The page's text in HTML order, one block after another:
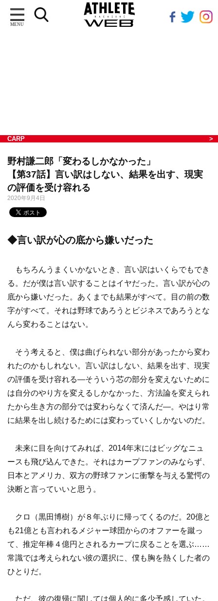
MENU
CARP
野村謙二郎「変わるしかなかった」
【第37話】言い訳はしない、結果を出す、現実
の評価を受け容れる
2020年9月4日
◆言い訳が心の底から嫌いだった
もちろんうまくいかないとき、言い訳はいくらでもでき
る。だが僕は言い訳することはイヤだった。言い訳が心の
底から嫌いだった。あくまでも結果がすべて。目の前の数
字がすべて。それは野球であろうとビジネスであろうとな
んら変わることはない。
そう考えると、僕は曲げられない部分があったから変わ
れたのかもしれない。言い訳はしない、結果を出す、現実
の評価を受け容れる―そういう芯の部分を変えないために
は自分のやり方を変えるしかなかった、方法論を変えられ
たから生き方の部分では変わらなくて済んだ―。やはり常
に結果を出し続けるためには変わっていくしかないのだ。
未来に目を向けてみれば、2014年末にはビッグなニュ
ースも飛び込んできた。それはカープファンのみならず、
日本とアメリカ、双方の野球ファンに衝撃を与える驚愕の
決断と言っていいと思う。
クロ（黒田博樹）が８年ぶりに帰ってくるのだ。20億と
も21億とも言われるメジャー球団からのオファーを蹴っ
て、推定年棒４億円とされるカープに戻ることを選ぶ……
常識では考えられない彼の選択に、僕も胸を熱くした者の
ひとりだ。
ただ、彼の復帰に関しては個人的に多少予感していた。